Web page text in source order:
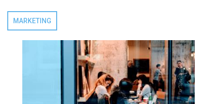
MARKETING